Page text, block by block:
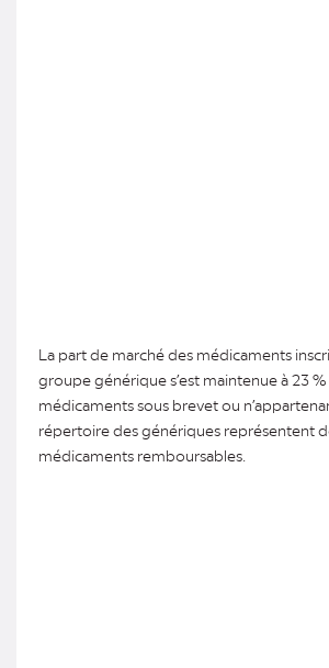
La part de marché des médicaments
groupe générique s’est maintenue à 23
médicaments sous brevet ou
répertoire des génériques représentent
médicaments remboursables.